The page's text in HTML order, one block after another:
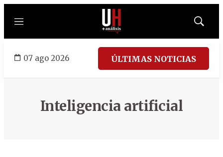
Menú
Mostrar
07 ago 2026 ÚLTIMAS NOTICIAS
Inteligencia artificial